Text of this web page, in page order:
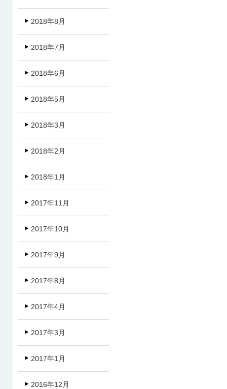
2018年8月
2018年7月
2018年6月
2018年5月
2018年3月
2018年2月
2018年1月
2017年11月
2017年10月
2017年9月
2017年8月
2017年4月
2017年3月
2017年1月
2016年12月